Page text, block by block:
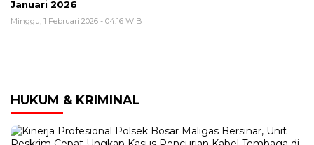
Januari 2026
Minggu, 1 Februari 2026 - 04:16 WIB
HUKUM & KRIMINAL